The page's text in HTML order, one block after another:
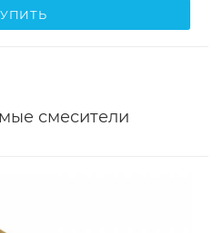
смесители